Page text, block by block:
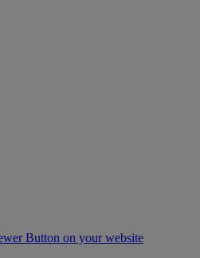
Button on your website